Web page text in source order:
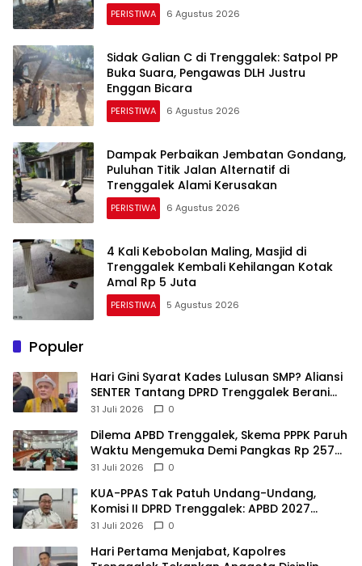
PERISTIWA 6 Agustus 2026
Sidak Galian C di Trenggalek: Satpol PP
Buka Suara, Pengawas DLH Justru
Enggan Bicara
PERISTIWA 6 Agustus 2026
Dampak Perbaikan Jembatan Gondang,
Puluhan Titik Jalan Alternatif di
Trenggalek Alami Kerusakan
PERISTIWA 6 Agustus 2026
4 Kali Kebobolan Maling, Masjid di
Trenggalek Kembali Kehilangan Kotak
Amal Rp 5 Juta
PERISTIWA 5 Agustus 2026
Populer
Hari Gini Syarat Kades Lulusan SMP? Aliansi
SENTER Tantang DPRD Trenggalek Berani
Gunakan Open Legal Policy!
31 Juli 2026 0
Dilema APBD Trenggalek, Skema PPPK Paruh
Waktu Mengemuka Demi Pangkas Rp 257
Miliar
31 Juli 2026 0
KUA-PPAS Tak Patuh Undang-Undang,
Komisi II DPRD Trenggalek: APBD 2027
Terancam Sanksi
31 Juli 2026 0
Hari Pertama Menjabat, Kapolres